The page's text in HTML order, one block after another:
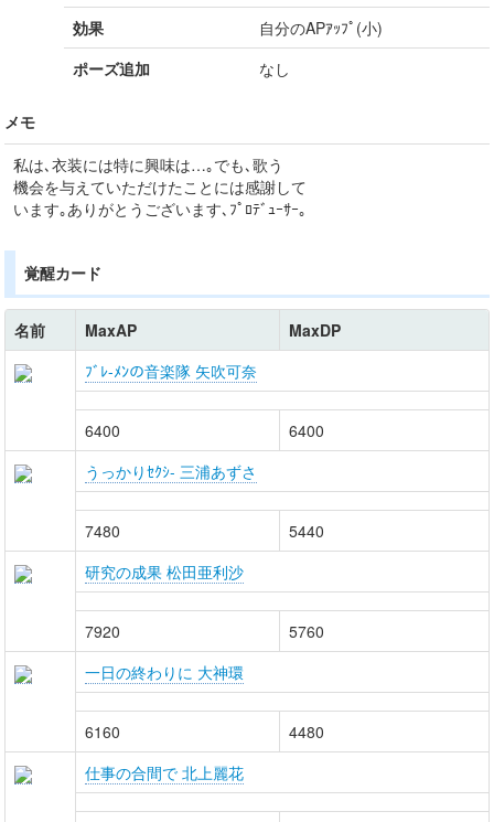
効果
自分のAPｱｯﾌﾟ(小)
ポーズ追加
なし
メモ
私は､衣装には特に興味は…｡でも､歌う
機会を与えていただけたことには感謝して
います｡ありがとうございます､ﾌﾟﾛﾃﾞｭｰｻｰ｡
覚醒カード
名前 MaxAP
MaxDP
ﾌﾞﾚ-ﾒﾝの音楽隊 矢吹可奈
6400
6400
うっかりｾｸｼ- 三浦あずさ
7480
5440
研究の成果 松田亜利沙
7920
5760
一日の終わりに 大神環
6160
4480
仕事の合間で 北上麗花